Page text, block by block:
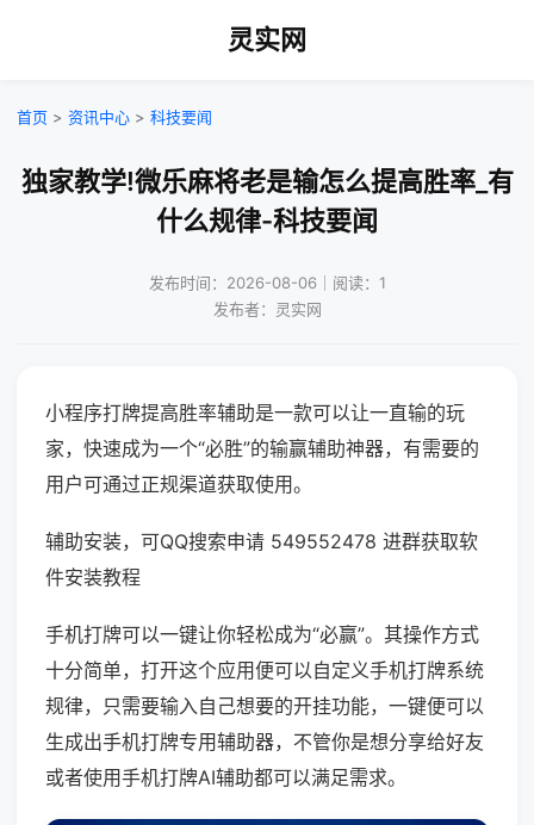
灵实网
首页 > 资讯中心 > 科技要闻
独家教学!微乐麻将老是输怎么提高胜率_有
什么规律-科技要闻
发布时间：2026-08-06｜阅读：1
发布者：灵实网
小程序打牌提高胜率辅助是一款可以让一直输的玩
家，快速成为一个“必胜”的输赢辅助神器，有需要的
用户可通过正规渠道获取使用。
辅助安装，可QQ搜索申请 549552478 进群获取软
件安装教程
手机打牌可以一键让你轻松成为“必赢”。其操作方式
十分简单，打开这个应用便可以自定义手机打牌系统
规律，只需要输入自己想要的开挂功能，一键便可以
生成出手机打牌专用辅助器，不管你是想分享给好友
或者使用手机打牌AI辅助都可以满足需求。